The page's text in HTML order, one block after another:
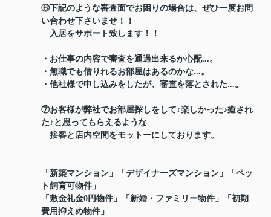
⑥下記のような審査面でお困りの場合は、ぜひ一度お問
い合わせ下さいませ！！
入居をサポート致します！！
・お仕事の内容で審査を通過出来るか心配...。
・無職でも借りれるお部屋はあるのかな...。
・他社様で申し込みをしたが、審査を落とされた...。
⑦お客様が弊社でお部屋探しをして♪楽しかった♪癒され
た♪と思ってもらえるような
接客と店内空間をモットーにしております。
「新築マンション」「デザイナーズマンション」「ペッ
ト飼育可物件」
「敷金礼金0円物件」「新婚・ファミリー物件」「初期
費用抑えめ物件」